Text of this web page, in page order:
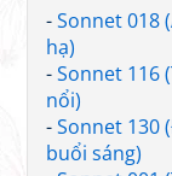
-Sonnet 018
hạ)
-Sonnet 116
nổi)
-Sonnet 130
buổi sáng)